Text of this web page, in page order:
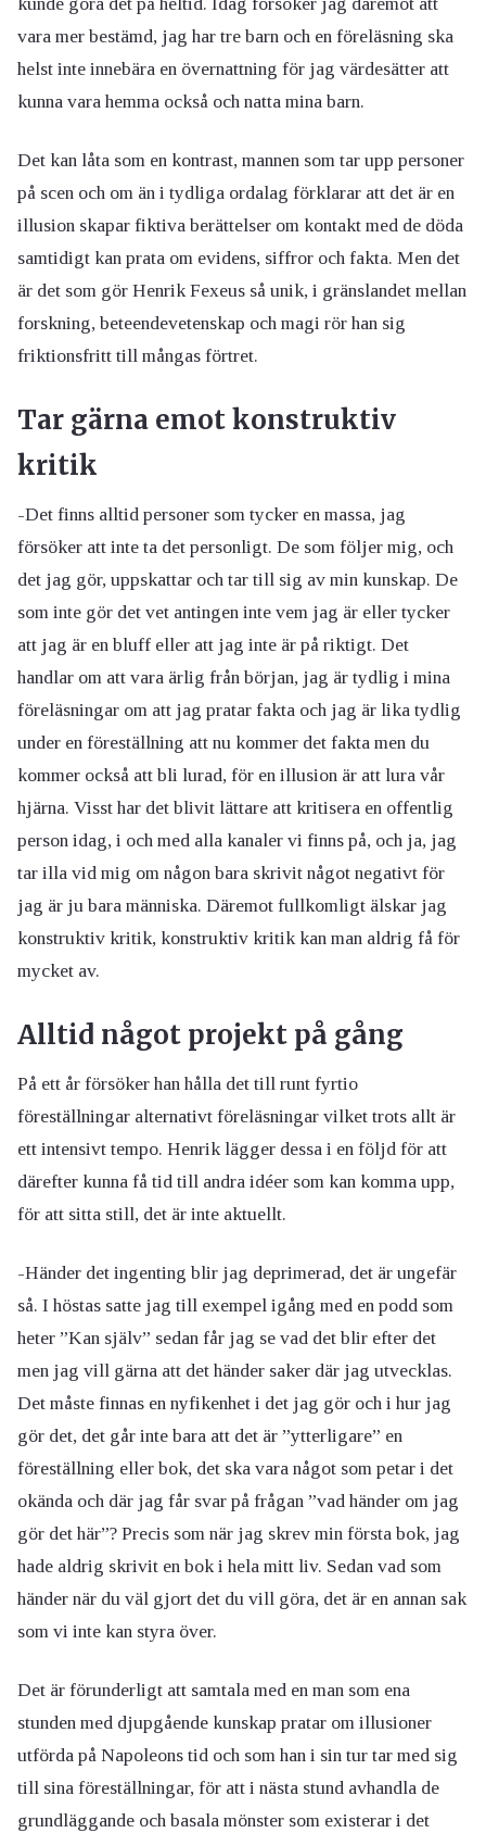
vara mer bestämd, jag har tre barn och en föreläsning ska
helst inte innebära en övernattning för jag värdesätter att
kunna vara hemma också och natta mina barn.
Det kan låta som en kontrast, mannen som tar upp personer
på scen och om än i tydliga ordalag förklarar att det är en
illusion skapar fiktiva berättelser om kontakt med de döda
samtidigt kan prata om evidens, siffror och fakta. Men det
är det som gör Henrik Fexeus så unik, i gränslandet mellan
forskning, beteendevetenskap och magi rör han sig
friktionsfritt till mångas förtret.
Tar gärna emot konstruktiv
kritik
-Det finns alltid personer som tycker en massa, jag
försöker att inte ta det personligt. De som följer mig, och
det jag gör, uppskattar och tar till sig av min kunskap. De
som inte gör det vet antingen inte vem jag är eller tycker
att jag är en bluff eller att jag inte är på riktigt. Det
handlar om att vara ärlig från början, jag är tydlig i mina
föreläsningar om att jag pratar fakta och jag är lika tydlig
under en föreställning att nu kommer det fakta men du
kommer också att bli lurad, för en illusion är att lura vår
hjärna. Visst har det blivit lättare att kritisera en offentlig
person idag, i och med alla kanaler vi finns på, och ja, jag
tar illa vid mig om någon bara skrivit något negativt för
jag är ju bara människa. Däremot fullkomligt älskar jag
konstruktiv kritik, konstruktiv kritik kan man aldrig få för
mycket av.
Alltid något projekt på gång
På ett år försöker han hålla det till runt fyrtio
föreställningar alternativt föreläsningar vilket trots allt är
ett intensivt tempo. Henrik lägger dessa i en följd för att
därefter kunna få tid till andra idéer som kan komma upp,
för att sitta still, det är inte aktuellt.
-Händer det ingenting blir jag deprimerad, det är ungefär
så. I höstas satte jag till exempel igång med en podd som
heter ”Kan själv” sedan får jag se vad det blir efter det
men jag vill gärna att det händer saker där jag utvecklas.
Det måste finnas en nyfikenhet i det jag gör och i hur jag
gör det, det går inte bara att det är ”ytterligare” en
föreställning eller bok, det ska vara något som petar i det
okända och där jag får svar på frågan ”vad händer om jag
gör det här”? Precis som när jag skrev min första bok, jag
hade aldrig skrivit en bok i hela mitt liv. Sedan vad som
händer när du väl gjort det du vill göra, det är en annan sak
som vi inte kan styra över.
Det är förunderligt att samtala med en man som ena
stunden med djupgående kunskap pratar om illusioner
utförda på Napoleons tid och som han i sin tur tar med sig
till sina föreställningar, för att i nästa stund avhandla de
grundläggande och basala mönster som existerar i det